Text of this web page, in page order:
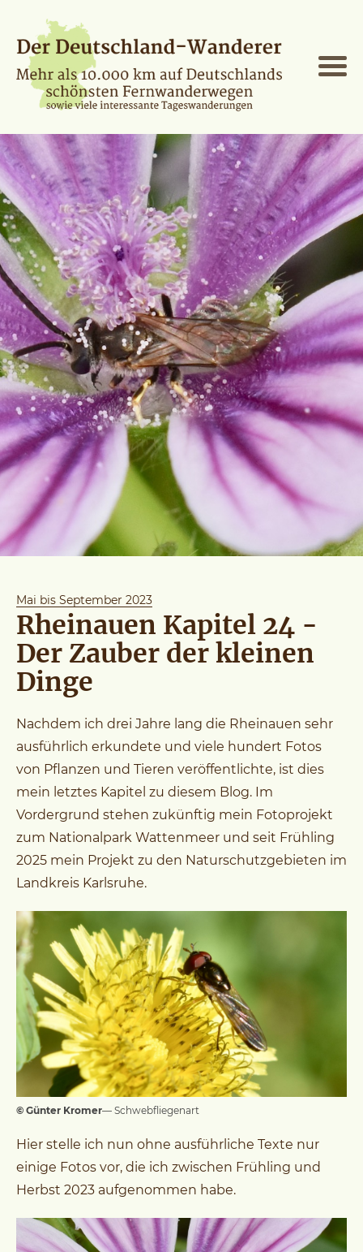
Mai bis September 2023
Rheinauen Kapitel 24 -
Der Zauber der kleinen
Dinge
Nachdem ich drei Jahre lang die Rheinauen sehr
ausführlich erkundete und viele hundert Fotos
von Pflanzen und Tieren veröffentlichte, ist dies
mein letztes Kapitel zu diesem Blog. Im
Vordergrund stehen zukünftig mein Fotoprojekt
zum Nationalpark Wattenmeer und seit Frühling
2025 mein Projekt zu den Naturschutzgebieten im
Landkreis Karlsruhe.
© Günter Kromer— Schwebfliegenart
Hier stelle ich nun ohne ausführliche Texte nur
einige Fotos vor, die ich zwischen Frühling und
Herbst 2023 aufgenommen habe.